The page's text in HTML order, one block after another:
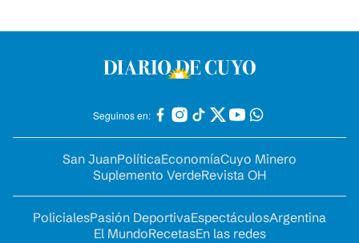
Seguinos en:
San JuanPolíticaEconomíaCuyo Minero
Suplemento VerdeRevista OH
PolicialesPasión DeportivaEspectáculosArgentina
El MundoRecetasEn las redes